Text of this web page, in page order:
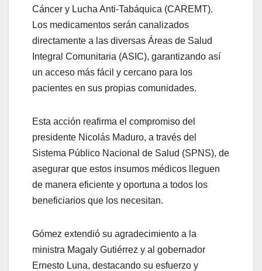
Cáncer y Lucha Anti-Tabáquica (CAREMT).
Los medicamentos serán canalizados
directamente a las diversas Áreas de Salud
Integral Comunitaria (ASIC), garantizando así
un acceso más fácil y cercano para los
pacientes en sus propias comunidades.
Esta acción reafirma el compromiso del
presidente Nicolás Maduro, a través del
Sistema Público Nacional de Salud (SPNS), de
asegurar que estos insumos médicos lleguen
de manera eficiente y oportuna a todos los
beneficiarios que los necesitan.
Gómez extendió su agradecimiento a la
ministra Magaly Gutiérrez y al gobernador
Ernesto Luna, destacando su esfuerzo y